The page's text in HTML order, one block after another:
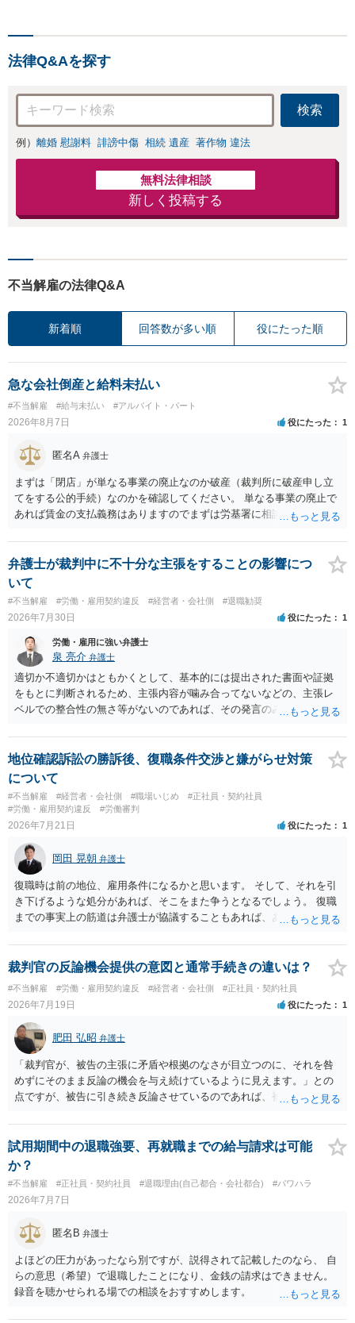
お店の風評被害対
応可：開示請求の
意見照会が来たと
きの対処法、被害
者との示談交渉
法律Q&Aを探す
検索
例） 離婚 慰謝料 誹謗中傷 相続 遺産 著作物 違法
無料法律相談
新しく投稿する
不当解雇の法律Q&A
新着順 回答数が多い順 役にたった順
急な会社倒産と給料未払い
#不当解雇 #給与未払い #アルバイト・パート
2026年8月7日 役にたった 1
匿名A 弁護士
まずは「閉店」が単なる事業の廃止なのか破産（裁判所に破産申し立
てをする公的手続）なのかを確認してください。 単なる事業の廃止で
あれば賃金の支払義務はありますのでまずは労基署に相談してくださ
しいかもしれませんが）賃金などの労働債権は他の債務より優先して
支払われます。ただし支払までにかなり時間がかかるでしょう。 さら
に、「独立行政法人労働者健康安全機構 」という公的機関が未払賃金
の立替事業を行っています。詳しくは、同機構の＜未払賃金立替払相
談コーナー＞ TEL 044-431-8663 相談時間：土日祝日を除く9:15～1
7:00 に相談してみてください。同じように未払となった他の従業員の
方がいれば一緒に相談してみるといいでしょう。
弁護士が裁判中に不十分な主張をすることの影響につ
いて
#不当解雇 #労働・雇用契約違反 #経営者・会社側 #退職勧奨
2026年7月30日 役にたった 1
労働・雇用に強い弁護士
泉 亮介 弁護士
適切か不適切かはともかくとして、基本的には提出された書面や証拠
をもとに判断されるため、主張内容が噛み合ってないなどの、主張レ
ベルでの整合性の無さ等がないのであれば、その発言のみで大きく不
地位確認訴訟の勝訴後、復職条件交渉と嫌がらせ対策
について
#不当解雇 #経営者・会社側 #職場いじめ
#正社員・契約社員
#労働・雇用契約違反
#労働審判
2026年7月21日 役にたった 1
岡田 晃朝 弁護士
復職時は前の地位、雇用条件になるかと思います。 そして、それを引
き下げるような処分があれば、そこをまた争うとなるでしょう。 復職
までの事実上の筋道は弁護士が協議することもあれば、あなたがご自
ょうから、別途費用が発生することもありますが、出勤日時の設定く
らいならサービスでしてくれるかもしれません。
裁判官の反論機会提供の意図と通常手続きの違いは？
#不当解雇 #労働・雇用契約違反 #経営者・会社側 #正社員・契約社員
2026年7月19日 役にたった 1
肥田 弘昭 弁護士
「裁判官が、被告の主張に矛盾や根拠のなさが目立つのに、それを咎
めずにそのまま反論の機会を与え続けているように見えます。」との
点ですが、被告に引き続き反論させているのであれば、被告の主張が
くしている場合があります。被告がこれ以上ありませんと言えば終わ
るかと思います。ご参考にしてください。
試用期間中の退職強要、再就職までの給与請求は可能
か？
#不当解雇 #正社員・契約社員 #退職理由(自己都合・会社都合) #パワハラ
2026年7月7日
匿名B 弁護士
よほどの圧力があったなら別ですが、説得されて記載したのなら、 自
らの意思（希望）で退職したことになり、金銭の請求はできません。
録音を聴かせられる場での相談をおすすめします。